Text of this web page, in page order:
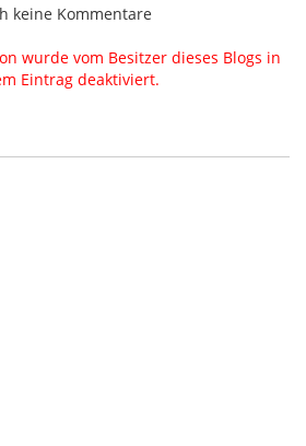
keine Kommentare
wurde vom Besitzer dieses Blogs in
Eintrag deaktiviert.